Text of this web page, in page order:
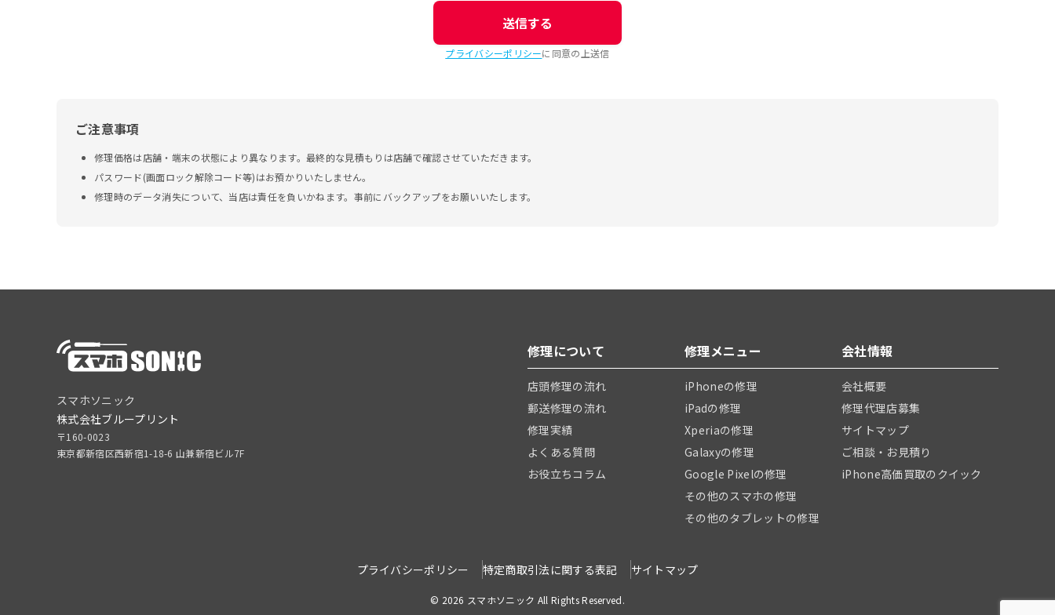
送信する
プライバシーポリシーに同意の上送信
ご注意事項
修理価格は店舗・端末の状態により異なります。最終的な見積もりは店舗で確認させていただきます。
パスワード(画面ロック解除コード等)はお預かりいたしません。
修理時のデータ消失について、当店は責任を負いかねます。事前にバックアップをお願いいたします。
スマホソニック
株式会社ブループリント
〒160-0023
東京都新宿区西新宿1-18-6 山兼新宿ビル7F
修理について
店頭修理の流れ
郵送修理の流れ
修理実績
よくある質問
お役立ちコラム
修理メニュー
iPhoneの修理
iPadの修理
Xperiaの修理
Galaxyの修理
Google Pixelの修理
その他のスマホの修理
その他のタブレットの修理
会社情報
会社概要
修理代理店募集
サイトマップ
ご相談・お見積り
iPhone高価買取のクイック
プライバシーポリシー 特定商取引法に関する表記 サイトマップ
© 2026 スマホソニック All Rights Reserved.